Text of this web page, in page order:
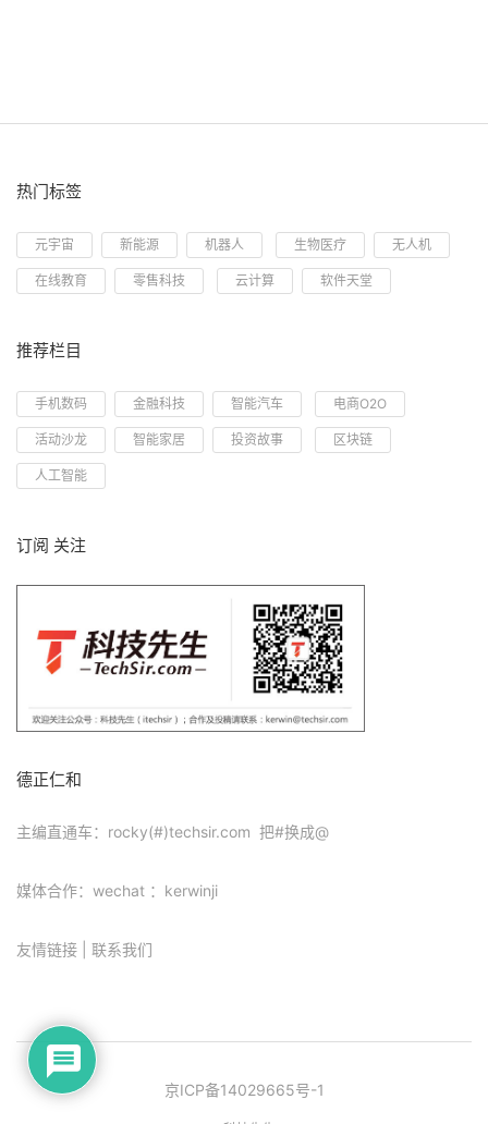
热门标签
元宇宙 新能源 机器人 生物医疗 无人机
在线教育 零售科技 云计算 软件天堂
推荐栏目
手机数码 金融科技 智能汽车 电商O2O
活动沙龙 智能家居 投资故事 区块链
人工智能
订阅 关注
德正仁和
主编直通车：rocky(#)techsir.com 把#换成@
媒体合作：wechat ：kerwinji
友情链接 联系我们
京ICP备14029665号-1